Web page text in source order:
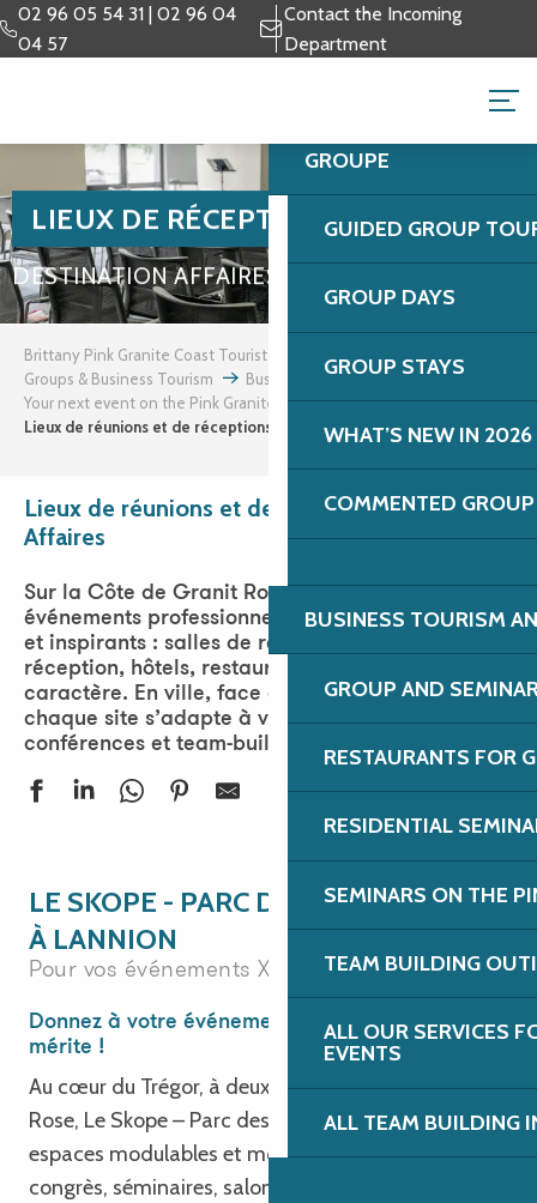
Aller
au
02 96 05 54 31 | 02 96 04
04 57
Contact the Incoming
Department
GROUPS & BUSINESS
GROUPE
GUIDED GROUP
GROUP DAYS
GROUP STAYS
WHAT’S NEW IN 2026
COMMENTED
BUSINESS TOURISM
GROUP AND
RESTAURANTS FOR
RESIDENTIAL
SEMINARS ON THE
TEAM BUILDING
ALL OUR SERVICES
EVENTS
ALL TEAM BUILDING
LIEUX DE RÉCEPTIONS
DESTINATION AFFAIRES
Brittany Pink Granite Coast Tourist Office
Groups & Business Tourism
Business tourism
Your next event on the Pink Granite Coast
Lieux de réunions et de réceptions – Affaires
Lieux de réunions et de réceptions –
Affaires
Sur la Côte de Granit Rose, organisez vos
événements professionnels dans des lieux variés
et inspirants : salles de réunion, espaces de
réception, hôtels, restaurants et lieux de
caractère. En ville, face à la mer ou au vert,
chaque site s’adapte à vos séminaires, congrès,
conférences et team-building.
Distillerie Warenghem | Whisky Armorik
Centre de vacances du Baly - Rêves de mer
Hôtel Kyriad Lannion Perros-Guirec
Hôtel Arcadia
Le Manoir de Porspoden
Hôtel Aigue Marine
Aquarium Marin de Trégastel
Manolé
Hôtel Ibis Lannion Côte de Granit Rose
Le Beaupré - Domaine Sous le phare
L'Escale Hôtel Bellevue
LE SKOPE - PARC DES ÉVÉNEMENTS
À LANNION
Pour vos événements XXL
Donnez à votre événement toute l’ampleur qu’il
mérite !
Au cœur du Trégor, à deux pas de la Côte de Granit
Rose, Le Skope – Parc des événements déploie ses
espaces modulables et modernes pour accueillir
congrès, séminaires, salons ou conférences dans